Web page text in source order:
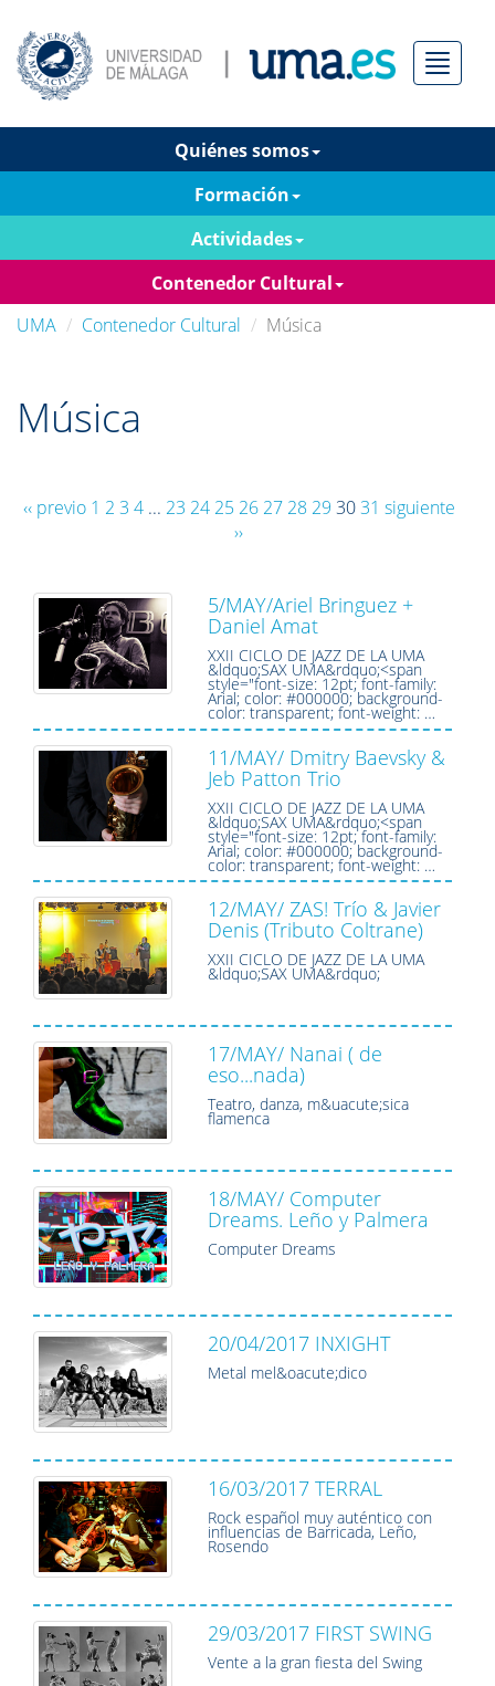
Menú
Quiénes somos
Formación
Actividades
Contenedor Cultural
UMA
Contenedor Cultural Música
Música
‹‹ previo 1 2 3 4... 23 24 25 26 27 28 29 30 31 siguiente
››
5/MAY/Ariel Bringuez +
Daniel Amat
XXII CICLO DE JAZZ DE LA UMA
&ldquo;SAX UMA&rdquo;<span
style="font-size: 12pt; font-family:
Arial; color: #000000; background-
color: transparent; font-weight: …
11/MAY/ Dmitry Baevsky &
Jeb Patton Trio
XXII CICLO DE JAZZ DE LA UMA
&ldquo;SAX UMA&rdquo;<span
style="font-size: 12pt; font-family:
Arial; color: #000000; background-
color: transparent; font-weight: …
12/MAY/ ZAS! Trío & Javier
Denis (Tributo Coltrane)
XXII CICLO DE JAZZ DE LA UMA
&ldquo;SAX UMA&rdquo;
17/MAY/ Nanai ( de
eso...nada)
Teatro, danza, m&uacute;sica
flamenca
18/MAY/ Computer
Dreams. Leño y Palmera
Computer Dreams
20/04/2017 INXIGHT
Metal mel&oacute;dico
16/03/2017 TERRAL
Rock español muy auténtico con
influencias de Barricada, Leño,
Rosendo
29/03/2017 FIRST SWING
Vente a la gran fiesta del Swing